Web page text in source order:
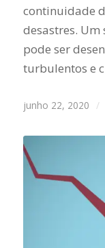
continuidade
desastres.
pode ser
turbulentos e
junho 22, 2020 /